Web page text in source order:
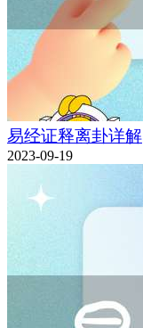
易经证释离卦详解
2023-09-19